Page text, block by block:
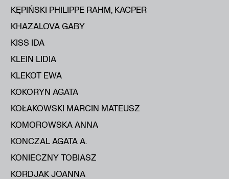
KĘPIŃSKI PHILIPPE RAHM, KACPER
KHAZALOVA GABY
KISS IDA
KLEIN LIDIA
KLEKOT EWA
KOKORYN AGATA
KOŁAKOWSKI MARCIN MATEUSZ
KOMOROWSKA ANNA
KONCZAL AGATA A.
KONIECZNY TOBIASZ
KORDJAK JOANNA